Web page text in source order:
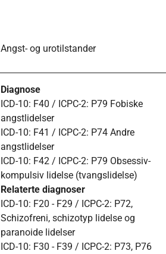
Angst- og urotilstander
Diagnose
ICD-10: F40 / ICPC-2: P79 Fobiske
angstlidelser
ICD-10: F41 / ICPC-2: P74 Andre
angstlidelser
ICD-10: F42 / ICPC-2: P79 Obsessiv-
kompulsiv lidelse (tvangslidelse)
Relaterte diagnoser
ICD-10: F20 - F29 / ICPC-2: P72,
Schizofreni, schizotyp lidelse og
paranoide lidelser
ICD-10: F30 - F39 / ICPC-2: P73, P76